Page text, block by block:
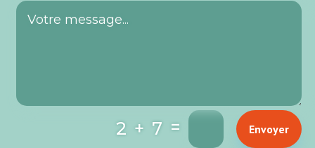
2 + 7 = Envoyer